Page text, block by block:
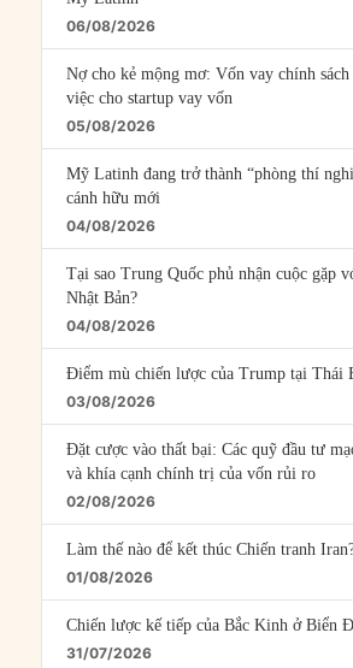
06/08/2026
Nợ cho kẻ mộng mơ: Vốn vay chính
việc cho startup vay vốn
05/08/2026
Mỹ Latinh đang trở thành “phòng thí
cánh hữu mới
04/08/2026
Tại sao Trung Quốc phủ nhận cuộc gặp
Nhật Bản?
04/08/2026
Điểm mù chiến lược của Trump tại Thái
03/08/2026
Đặt cược vào thất bại: Các quỹ đầu tư
và khía cạnh chính trị của vốn rủi ro
02/08/2026
Làm thế nào để kết thúc Chiến tranh
01/08/2026
Chiến lược kế tiếp của Bắc Kinh ở Biển
31/07/2026